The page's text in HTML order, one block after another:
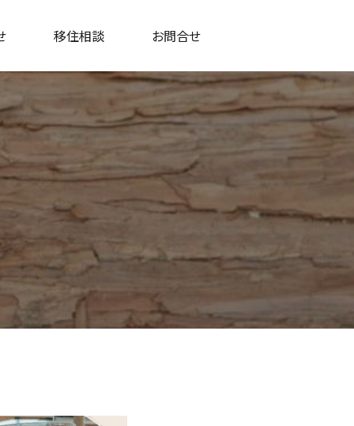
移住相談 お問合せ